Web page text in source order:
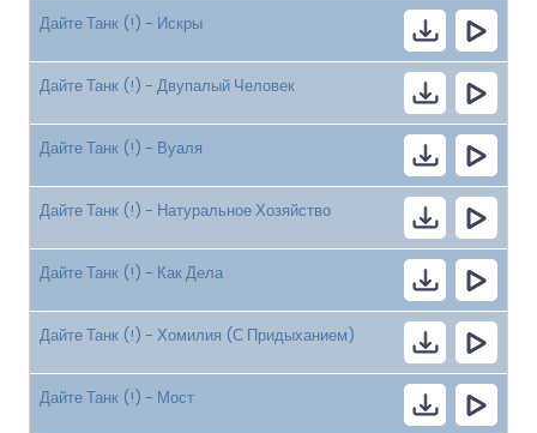
Дайте Танк (!) - Искры
Дайте Танк (!) - Двупалый Человек
Дайте Танк (!) - Вуаля
Дайте Танк (!) - Натуральное Хозяйство
Дайте Танк (!) - Как Дела
Дайте Танк (!) - Хомилия (С Придыханием)
Дайте Танк (!) - Мост